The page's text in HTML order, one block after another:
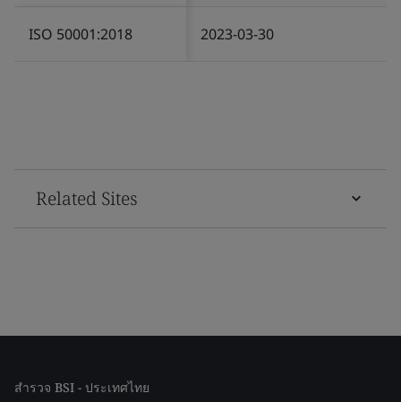
ISO 50001:2018 2023-03-30
Related Sites
สำรวจ BSI - ประเทศไทย